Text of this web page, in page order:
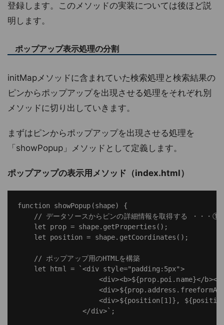
登録します。このメソッドの実装については後ほど説
明します。
ポップアップ表示処理の分割
initMapメソッドに含まれていた検索処理と検索結果の
ピンからポップアップを出現させる処理をそれぞれ別
メソッドに切り出していきます。
まずはピンからポップアップを出現させる処理を
「showPopup」メソッドとして定義します。
ポップアップの表示用メソッド（index.html）
function showPopup(shape) {
    // データソースからピンの詳細情報を取得する ・・・①
    let prop = shape.getProperties();
    let position = shape.getCoordinates();
    // ポップアップ用のHTMLを構築
    let html = `<div style="padding:5px">
<div><b>${prop.poi.name}</b></
<div>${position[1]},
                </div>`;